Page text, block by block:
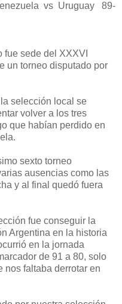
vs Uruguay 89-
fue sede del XXXVI
un torneo disputado por
selección local se
volver a los tres
que habían perdido en
sexto torneo
ausencias como las
y al final quedó fuera
fue conseguir la
Argentina en la historia
en la jornada
de 91 a 80, solo
nos faltaba derrotar en